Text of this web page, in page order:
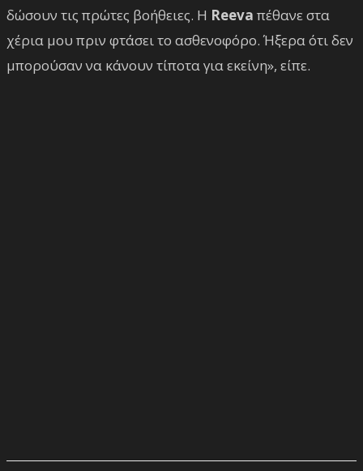
δώσουν τις πρώτες βοήθειες. Η Reeva πέθανε στα
χέρια μου πριν φτάσει το ασθενοφόρο. Ήξερα ότι δεν
μπορούσαν να κάνουν τίποτα για εκείνη», είπε.